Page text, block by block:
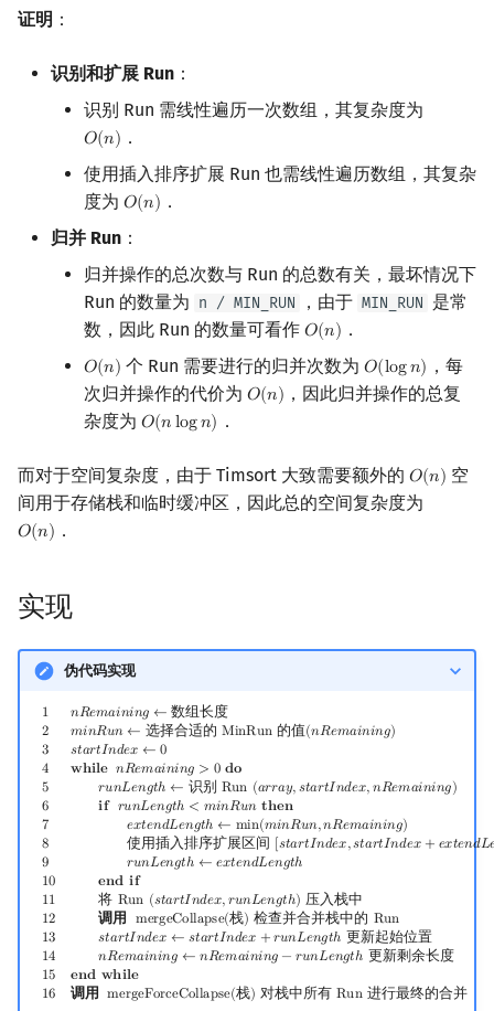
证明 ：
识别和扩展 Run ：
识别 Run 需线性遍历一次数组，其复杂度为
𝑂(𝑛)
O(n) ．
使用插入排序扩展 Run 也需线性遍历数组，其复杂
度为 𝑂(𝑛)
O(n) ．
归并 Run ：
归并操作的总次数与 Run 的总数有关，最坏情况下
Run 的数量为 n / MIN_RUN ，由于 MIN_RUN 是常
数，因此 Run 的数量可看作 𝑂(𝑛)
O(n) ．
𝑂(𝑛)
O(n) 个 Run 需要进行的归并次数为𝑂(log𝑛)
O(logn)
，每
次归并操作的代价为 𝑂(𝑛)
O(n) ，因此归并操作的总复
杂度为 𝑂(𝑛log𝑛)
O(nlogn) ．
而对于空间复杂度，由于 Timsort 大致需要额外的 𝑂(𝑛)
O(n) 空
间用于存储栈和临时缓冲区，因此总的空间复杂度为
𝑂(𝑛)
O(n) ．
实现
伪代码实现
1 𝑛𝑅𝑒𝑚𝑎𝑖𝑛𝑖𝑛𝑔 ← 数组长度
2
𝑚𝑖𝑛𝑅𝑢𝑛 ← 选择合适的 MinRun 的值(𝑛𝑅𝑒𝑚𝑎𝑖𝑛𝑖𝑛𝑔)
3
𝑠𝑡𝑎𝑟𝑡𝐼𝑛𝑑𝑒𝑥 ← 0
4
𝐰𝐡𝐢𝐥𝐞 𝑛𝑅𝑒𝑚𝑎𝑖𝑛𝑖𝑛𝑔 > 0 𝐝𝐨
5
𝑟𝑢𝑛𝐿𝑒𝑛𝑔𝑡ℎ ← 识别 Run (𝑎𝑟𝑟𝑎𝑦,𝑠𝑡𝑎𝑟𝑡𝐼𝑛𝑑𝑒𝑥,𝑛𝑅𝑒𝑚𝑎𝑖𝑛𝑖𝑛𝑔)
6
𝐢𝐟 𝑟𝑢𝑛𝐿𝑒𝑛𝑔𝑡ℎ < 𝑚𝑖𝑛𝑅𝑢𝑛 𝐭𝐡𝐞𝐧
7
𝑒𝑥𝑡𝑒𝑛𝑑𝐿𝑒𝑛𝑔𝑡ℎ ← min(𝑚𝑖𝑛𝑅𝑢𝑛,𝑛𝑅𝑒𝑚𝑎𝑖𝑛𝑖𝑛𝑔)
8
使用插入排序扩展区间 [𝑠𝑡𝑎𝑟𝑡𝐼𝑛𝑑𝑒𝑥,𝑠𝑡𝑎𝑟𝑡𝐼𝑛𝑑𝑒𝑥 + 𝑒𝑥𝑡𝑒𝑛𝑑𝐿
9
𝑟𝑢𝑛𝐿𝑒𝑛𝑔𝑡ℎ ← 𝑒𝑥𝑡𝑒𝑛𝑑𝐿𝑒𝑛𝑔𝑡ℎ
10 𝐞𝐧𝐝 𝐢𝐟
11 将 Run (𝑠𝑡𝑎𝑟𝑡𝐼𝑛𝑑𝑒𝑥,𝑟𝑢𝑛𝐿𝑒𝑛𝑔𝑡ℎ) 压入栈中
12 调用 mergeCollapse(栈) 检查并合并栈中的 Run
13 𝑠𝑡𝑎𝑟𝑡𝐼𝑛𝑑𝑒𝑥 ← 𝑠𝑡𝑎𝑟𝑡𝐼𝑛𝑑𝑒𝑥 +𝑟𝑢𝑛𝐿𝑒𝑛𝑔𝑡ℎ 更新起始位置
14 𝑛𝑅𝑒𝑚𝑎𝑖𝑛𝑖𝑛𝑔 ← 𝑛𝑅𝑒𝑚𝑎𝑖𝑛𝑖𝑛𝑔 − 𝑟𝑢𝑛𝐿𝑒𝑛𝑔𝑡ℎ 更新剩余长度
15 𝐞𝐧𝐝 𝐰𝐡𝐢𝐥𝐞
16 调用 mergeForceCollapse(栈) 对栈中所有 Run 进行最终的合并
nR maining←数组长度2minR